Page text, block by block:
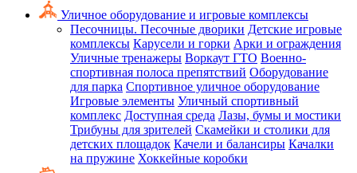
Уличное оборудование и игровые комплексы
Песочницы. Песочные дворики Детские игровые
комплексы Карусели и горки Арки и ограждения
Уличные тренажеры Воркаут ГТО Военно-
спортивная полоса препятствий Оборудование
для парка Спортивное уличное оборудование
Игровые элементы Уличный спортивный
комплекс Доступная среда Лазы, бумы и мостики
Трибуны для зрителей Скамейки и столики для
детских площадок Качели и балансиры Качалки
на пружине Хоккейные коробки